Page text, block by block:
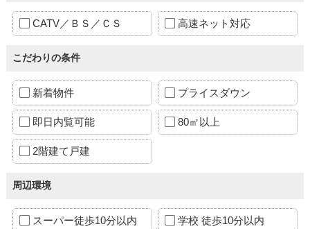
CATV／ＢＳ／ＣＳ 高速ネット対応
こだわりの条件
新着物件 プライスダウン
即日内覧可能 80㎡以上
2階建て戸建
周辺環境
スーパー徒歩10分以内 学校 徒歩10分以内